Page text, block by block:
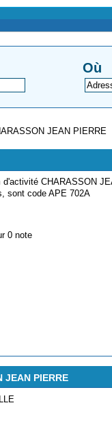
Où
JEAN PIERRE
d'activité CHARASSON
sont code APE 702A
0 note
PIERRE